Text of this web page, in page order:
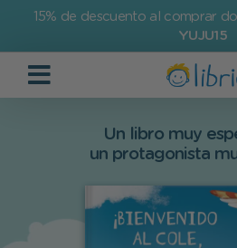
15% de descuento al comprar
YUJU15
Un libro muy
un protagonista